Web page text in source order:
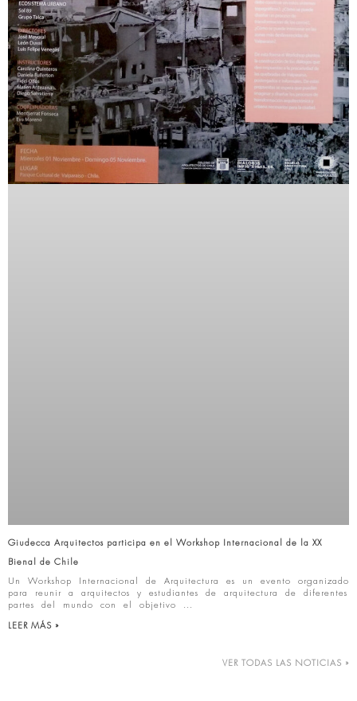
Giudecca Arquitectos participa en el Workshop Internacional de la XX
Bienal de Chile
Un Workshop Internacional de Arquitectura es un evento organizado
para reunir a arquitectos y estudiantes de arquitectura de diferentes
partes del mundo con el objetivo
LEER MÁS »
VER TODAS LAS NOTICIAS »